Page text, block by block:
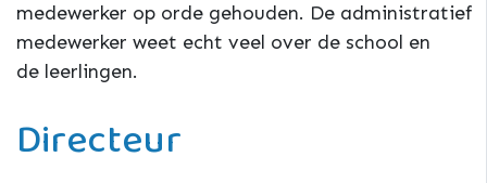
medewerker op orde gehouden. De administratief
medewerker weet echt veel over de school en
de leerlingen.
Directeur